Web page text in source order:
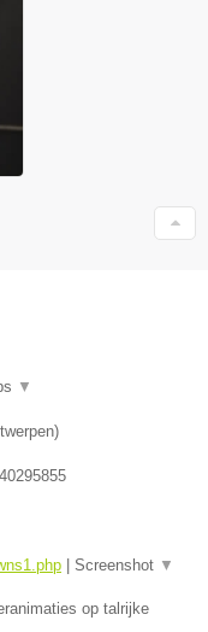
▼
)
Screenshot ▼
op talrijke